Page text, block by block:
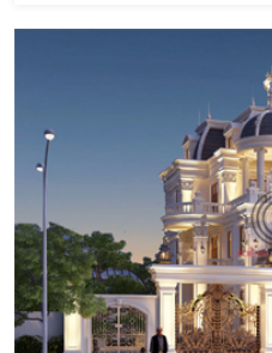
vẽ thiết kế mẫu nhà biệt thự 3